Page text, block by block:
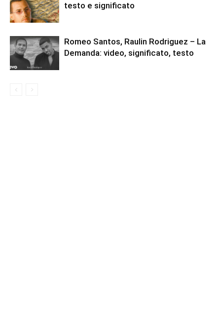
testo e significato
Romeo Santos, Raulin Rodriguez – La
Demanda: video, significato, testo